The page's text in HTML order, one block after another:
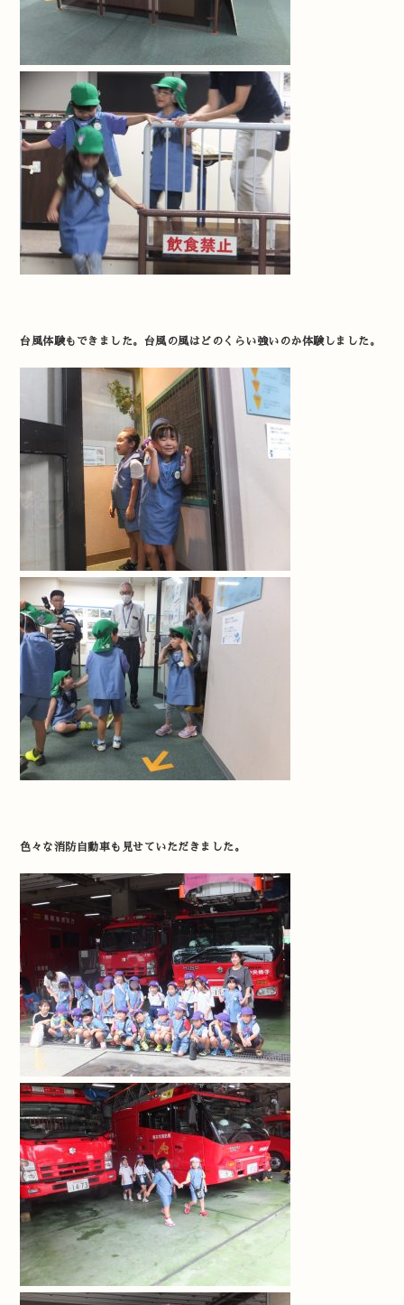
台風体験もできました。台風の風はどのくらい強いのか体験しました。
色々な消防自動車も見せていただきました。